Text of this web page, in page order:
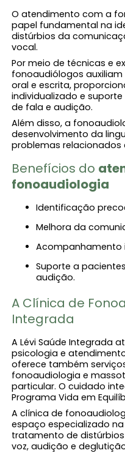
O atendimento com a
papel fundamental na
distúrbios da
vocal.
Por meio de técnicas e
fonoaudiólogos
oral e escrita,
individualizado e
de fala e audição.
Além disso, a
desenvolvimento da
problemas relacionados
Benefícios do
fonoaudiologia​
Identificação
Melhora da
Suporte a pacientes com dificuldades de fala e
audição.
A Clínica de
Integrada
A Lévi Saúde Integrada
psicologia e
oferece também
fonoaudiologia e
particular. O cuidado
Programa Vida em
A clínica de
espaço especializado
tratamento de
voz, audição e